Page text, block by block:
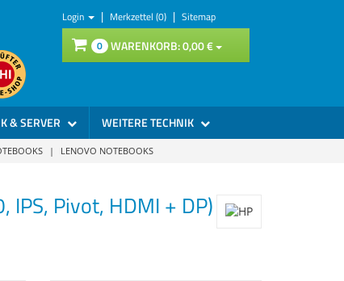
Login | Merkzettel (0) | Sitemap
0 WARENKORB:0,00€
& SERVER WEITERE TECHNIK
| LENOVO NOTEBOOKS
Pivot, HDMI + DP)